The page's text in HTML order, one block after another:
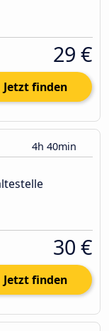
29 €
Jetzt finden
4h 40min
30 €
Jetzt finden